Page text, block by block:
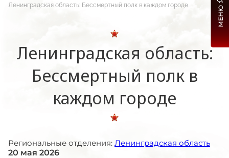
Ленинградская область: Бессмертный полк в каждом городе
Ленинградская область:
Бессмертный полк в
каждом городе
Региональные отделения: Ленинградская область
20 мая 2026
МЕНЮ